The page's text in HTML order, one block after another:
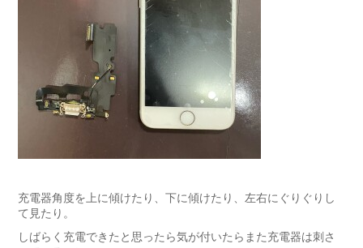
充電器角度を上に傾けたり、下に傾けたり、左右にぐりぐりし
て見たり。
しばらく充電できたと思ったら気が付いたらまた充電器は刺さ